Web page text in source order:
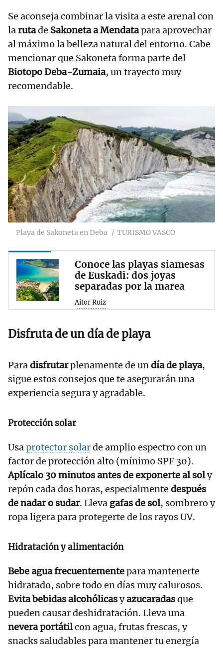
Se aconseja combinar la visita a este arenal con
larutade Sakoneta a Mendatapara aprovechar
al máximo la belleza natural del entorno. Cabe
mencionar que Sakoneta forma parte del
Biotopo Deba-Zumaia, un trayecto muy
recomendable.
Playa de Sakoneta en Deba TURISMO VASCO
Conoce las playas siamesas
de Euskadi: dos joyas
separadas por la marea
Aitor Ruiz
Disfruta de un día de playa
Paradisfrutarplenamente de undía de playa,
sigue estos consejos que te asegurarán una
experiencia segura y agradable.
Protección solar
Usaprotector solarde amplio espectro con un
factor de protección alto (mínimo SPF 30).
Aplícalo 30 minutos antes de exponerte al soly
repón cada dos horas, especialmente después
de nadar o sudar. Lleva gafas de sol, sombrero y
ropa ligera para protegerte de los rayos UV.
Hidratación y alimentación
Bebe agua frecuentementepara mantenerte
hidratado, sobre todo en días muy calurosos.
Evita bebidas alcohólicasyazucaradasque
pueden causar deshidratación. Lleva una
nevera portátilcon agua, frutas frescas, y
snacks saludables para mantener tu energía